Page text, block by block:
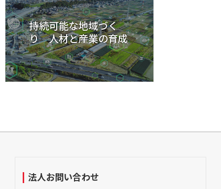
持続可能な地域づく
り 人材と産業の育成
法人お問い合わせ